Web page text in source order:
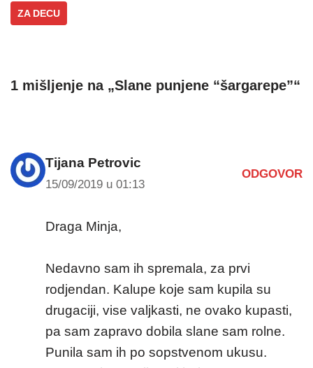
ZA DECU
1 mišljenje na „Slane punjene “šargarepe”“
Tijana Petrovic
15/09/2019 u 01:13
ODGOVOR
Draga Minja,
Nedavno sam ih spremala, za prvi
rodjendan. Kalupe koje sam kupila su
drugaciji, vise valjkasti, ne ovako kupasti,
pa sam zapravo dobila slane sam rolne.
Punila sam ih po sopstvenom ukusu.